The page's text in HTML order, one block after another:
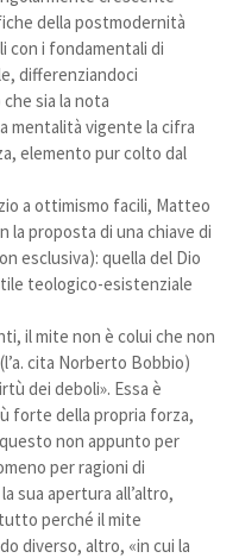
della postmodernità
con i fondamentali di
differenziandoci
sia la nota
mentalità vigente la cifra
elemento pur colto dal
a ottimismo facili, Matteo
la proposta di una chiave di
esclusiva): quella del Dio
teologico-esistenziale
il mite non è colui che non
cita Norberto Bobbio)
dei deboli». Essa è
forte della propria forza,
non appunto per
per ragioni di
sua apertura all’altro,
perché il mite
diverso, altro, «in cui la